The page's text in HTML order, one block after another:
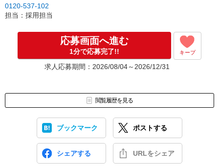
0120-537-102
担当：採用担当
応募画面へ進む
1分で応募完了!! キープ
求人応募期間：2026/08/04～2026/12/31
閲覧履歴を見る
ブックマーク ポストする
シェアする URLをシェア